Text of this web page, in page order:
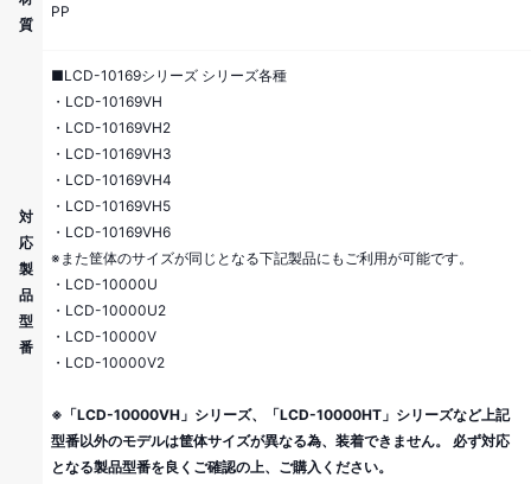
質
PP
対
応
製
品
型
番
■LCD-10169シリーズ シリーズ各種
・LCD-10169VH
・LCD-10169VH2
・LCD-10169VH3
・LCD-10169VH4
・LCD-10169VH5
・LCD-10169VH6
※また筐体のサイズが同じとなる下記製品にもご利用が可能です。
・LCD-10000U
・LCD-10000U2
・LCD-10000V
・LCD-10000V2
※「LCD-10000VH」シリーズ、「LCD-10000HT」シリーズなど上記
型番以外のモデルは筐体サイズが異なる為、装着できません。 必ず対応
となる製品型番を良くご確認の上、ご購入ください。